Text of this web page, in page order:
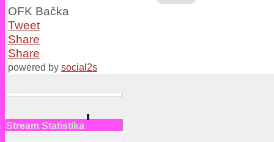
OFK Bačka
Tweet
Share
Share
powered by social2s
Stream Statistika